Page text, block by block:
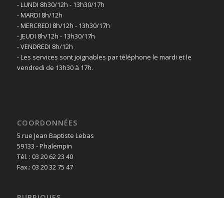
- LUNDI 8h30/12h - 13h30/17h
- MARDI 8h/12h
- MERCREDI 8h/12h - 13h30/17h
- JEUDI 8h/12h - 13h30/17h
- VENDREDI 8h/12h
- Les services sont joignables par téléphone le mardi et le
vendredi de 13h30 à 17h.
COORDONNÉES
5 rue Jean Baptiste Lebas
59133 - Phalempin
Tél. : 03 20 62 23 40
Fax.: 03 20 32 75 47